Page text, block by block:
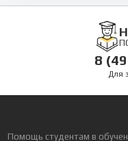
8
Для
Помощь студентам в